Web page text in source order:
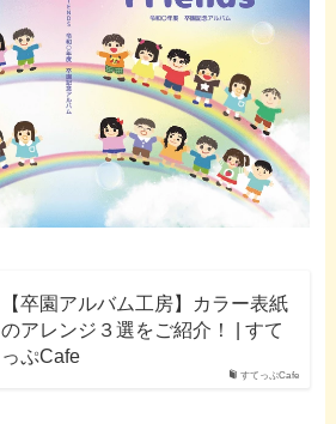
すてっぷCafe
【卒園アルバム工房】カラー表紙
のアレンジ３選をご紹介！ | すて
っぷCafe